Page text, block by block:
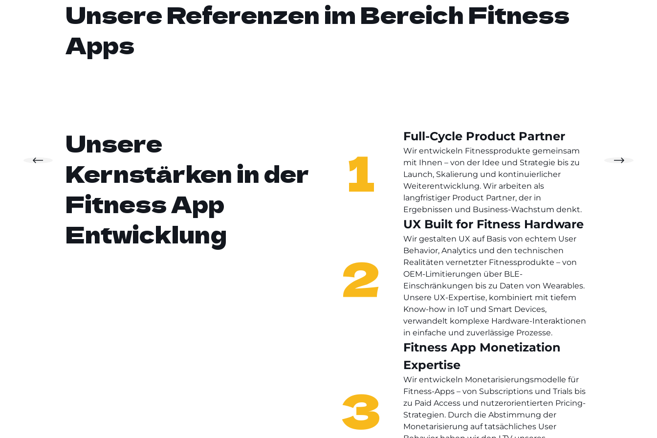
Sie planen eine Premium-Training- oder
Coaching-Plattform? Kontaktieren Sie uns!
Unsere Referenzen im Bereich Fitness
Apps
Unsere
Kernstärken in der
Fitness App
Entwicklung
1
Full-Cycle Product Partner
Wir entwickeln Fitnessprodukte gemeinsam
mit Ihnen – von der Idee und Strategie bis zu
Launch, Skalierung und kontinuierlicher
Weiterentwicklung. Wir arbeiten als
langfristiger Product Partner, der in
Ergebnissen und Business-Wachstum denkt.
2
UX Built for Fitness Hardware
Wir gestalten UX auf Basis von echtem User
Behavior, Analytics und den technischen
Realitäten vernetzter Fitnessprodukte – von
OEM-Limitierungen über BLE-
Einschränkungen bis zu Daten von Wearables.
Unsere UX-Expertise, kombiniert mit tiefem
Know-how in IoT und Smart Devices,
verwandelt komplexe Hardware-Interaktionen
in einfache und zuverlässige Prozesse.
3
Fitness App Monetization
Expertise
Wir entwickeln Monetarisierungsmodelle für
Fitness-Apps – von Subscriptions und Trials bis
zu Paid Access und nutzerorientierten Pricing-
Strategien. Durch die Abstimmung der
Monetarisierung auf tatsächliches User